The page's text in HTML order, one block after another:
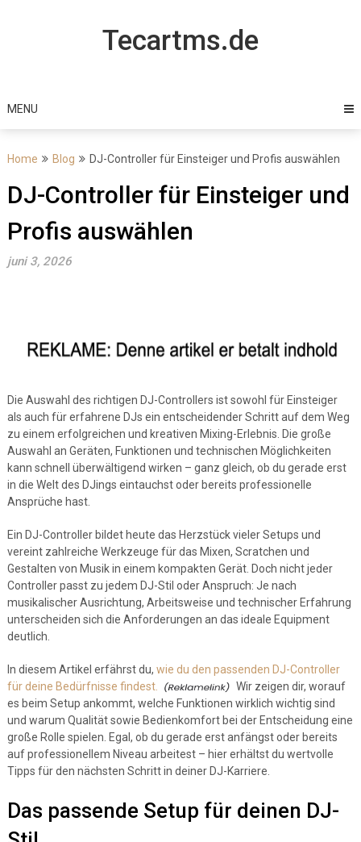
Tecartms.de
MENU
Home Blog DJ-Controller für Einsteiger und Profis auswählen
DJ-Controller für Einsteiger und
Profis auswählen
juni 3, 2026
Die Auswahl des richtigen DJ-Controllers ist sowohl für Einsteiger
als auch für erfahrene DJs ein entscheidender Schritt auf dem Weg
zu einem erfolgreichen und kreativen Mixing-Erlebnis. Die große
Auswahl an Geräten, Funktionen und technischen Möglichkeiten
kann schnell überwältigend wirken – ganz gleich, ob du gerade erst
in die Welt des DJings eintauchst oder bereits professionelle
Ansprüche hast.
Ein DJ-Controller bildet heute das Herzstück vieler Setups und
vereint zahlreiche Werkzeuge für das Mixen, Scratchen und
Gestalten von Musik in einem kompakten Gerät. Doch nicht jeder
Controller passt zu jedem DJ-Stil oder Anspruch: Je nach
musikalischer Ausrichtung, Arbeitsweise und technischer Erfahrung
unterscheiden sich die Anforderungen an das ideale Equipment
deutlich.
In diesem Artikel erfährst du, wie du den passenden DJ-Controller
für deine Bedürfnisse findest.
Wir zeigen dir, worauf
es beim Setup ankommt, welche Funktionen wirklich wichtig sind
und warum Qualität sowie Bedienkomfort bei der Entscheidung eine
große Rolle spielen. Egal, ob du gerade erst anfängst oder bereits
auf professionellem Niveau arbeitest – hier erhältst du wertvolle
Tipps für den nächsten Schritt in deiner DJ-Karriere.
Das passende Setup für deinen DJ-